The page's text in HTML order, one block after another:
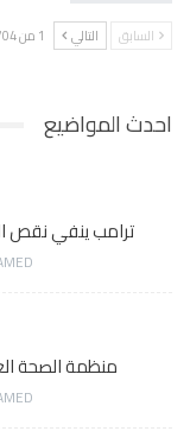
السابق التالي 1 من 3٬704
احدث المواضيع
ترامب ينفي نقص
منظمة الصحة